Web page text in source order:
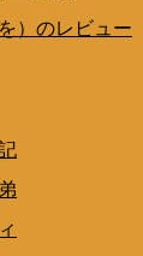
）のレビュー